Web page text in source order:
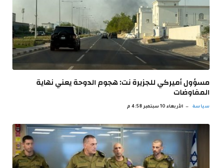
مسؤول أميركي للجزيرة نت: هجوم الدوحة يعني نهاية
المفاوضات
سياسة الأربعاء 10 سبتمبر 4:58 م